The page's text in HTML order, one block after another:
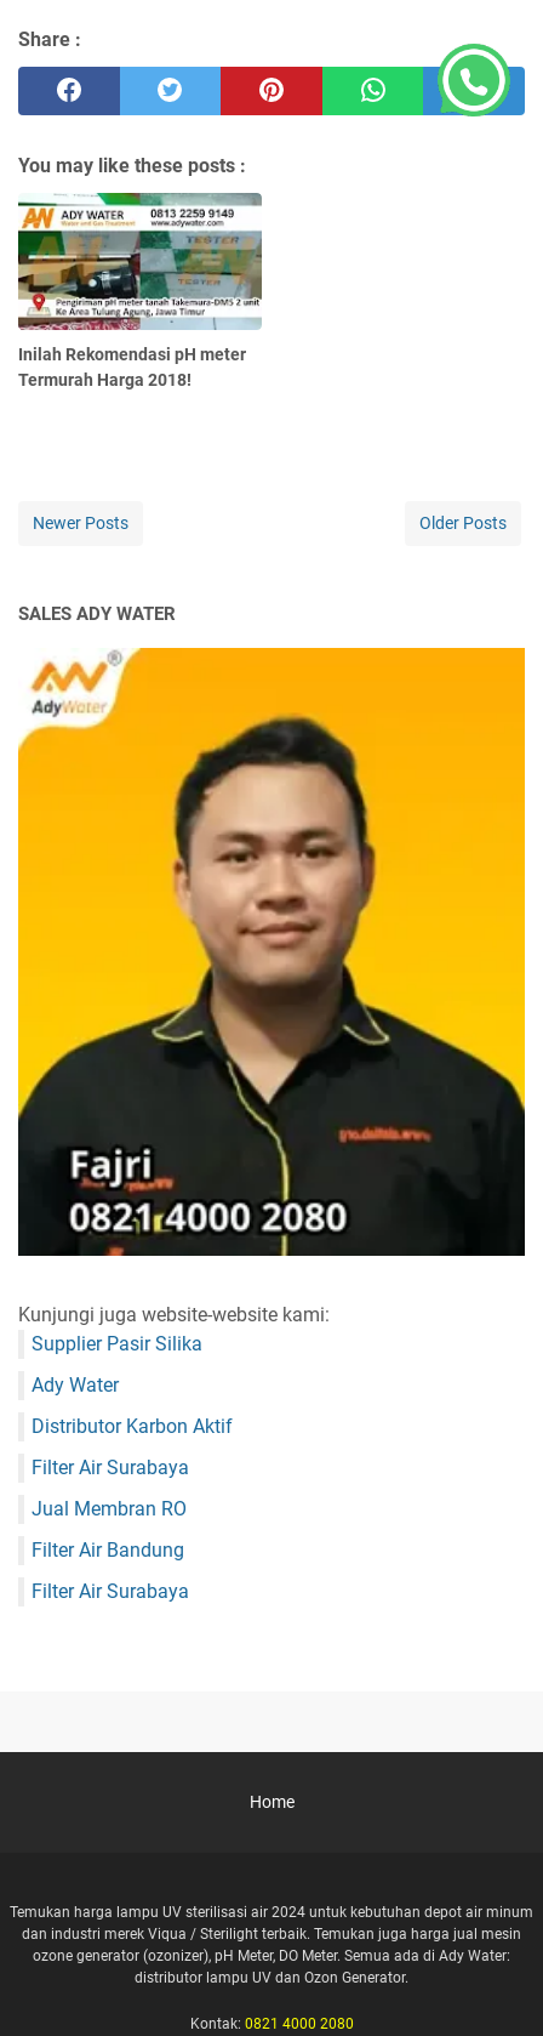
Share :
You may like these posts :
Inilah Rekomendasi pH meter
Termurah Harga 2018!
Newer Posts Older Posts
SALES ADY WATER
Kunjungi juga website-website kami:
Supplier Pasir Silika
Ady Water
Distributor Karbon Aktif
Filter Air Surabaya
Jual Membran RO
Filter Air Bandung
Filter Air Surabaya
Home
Temukan harga lampu UV sterilisasi air 2024 untuk kebutuhan depot air minum
dan industri merek Viqua / Sterilight terbaik. Temukan juga harga jual mesin
ozone generator (ozonizer), pH Meter, DO Meter. Semua ada di Ady Water:
distributor lampu UV dan Ozon Generator.
Kontak: 0821 4000 2080